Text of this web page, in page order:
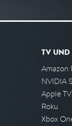
TV
Amazon
NVIDIA
Apple TV
Roku
Xbox